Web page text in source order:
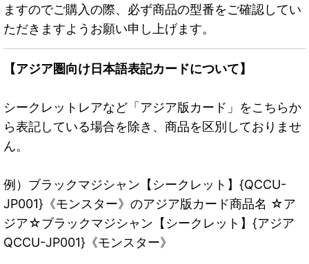
ますのでご購入の際、必ず商品の型番をご確認してい
ただきますようお願い申し上げます。
【アジア圏向け日本語表記カードについて】
シークレットレアなど「アジア版カード」をこちらか
ら表記している場合を除き、商品を区別しておりませ
ん。
例）ブラックマジシャン【シークレット】{QCCU-
JP001}《モンスター》のアジア版カード商品名 ☆ア
ジア☆ブラックマジシャン【シークレット】{アジア
QCCU-JP001}《モンスター》